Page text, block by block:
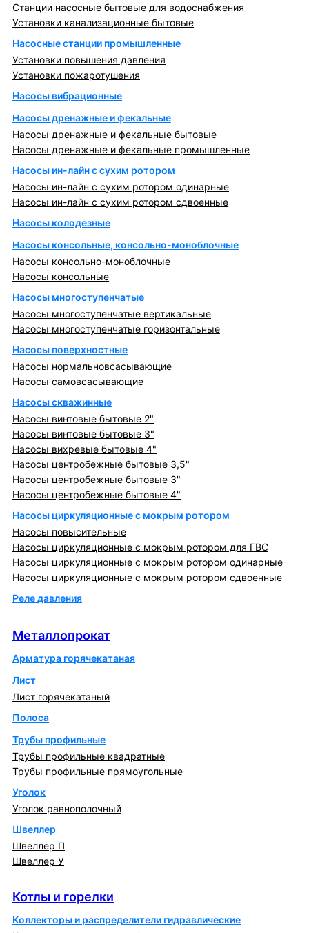
Станции насосные бытовые для водоснабжения
Установки канализационные бытовые
Насосные станции промышленные
Установки повышения давления
Установки пожаротушения
Насосы вибрационные
Насосы дренажные и фекальные
Насосы дренажные и фекальные бытовые
Насосы дренажные и фекальные промышленные
Насосы ин-лайн с сухим ротором
Насосы ин-лайн с сухим ротором одинарные
Насосы ин-лайн с сухим ротором сдвоенные
Насосы колодезные
Насосы консольные, консольно-моноблочные
Насосы консольно-моноблочные
Насосы консольные
Насосы многоступенчатые
Насосы многоступенчатые вертикальные
Насосы многоступенчатые горизонтальные
Насосы поверхностные
Насосы нормальновсасывающие
Насосы самовсасывающие
Насосы скважинные
Насосы винтовые бытовые 2"
Насосы винтовые бытовые 3"
Насосы вихревые бытовые 4"
Насосы центробежные бытовые 3,5"
Насосы центробежные бытовые 3"
Насосы центробежные бытовые 4"
Насосы циркуляционные с мокрым ротором
Насосы повысительные
Насосы циркуляционные с мокрым ротором для ГВС
Насосы циркуляционные с мокрым ротором одинарные
Насосы циркуляционные с мокрым ротором сдвоенные
Реле давления
Металлопрокат
Арматура горячекатаная
Лист
Лист горячекатаный
Полоса
Трубы профильные
Трубы профильные квадратные
Трубы профильные прямоугольные
Уголок
Уголок равнополочный
Швеллер
Швеллер П
Швеллер У
Котлы и горелки
Коллекторы и распределители гидравлические